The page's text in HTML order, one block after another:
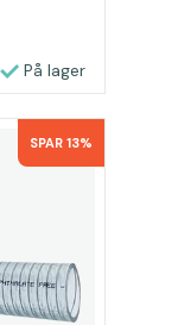
På lager
SPAR 13%